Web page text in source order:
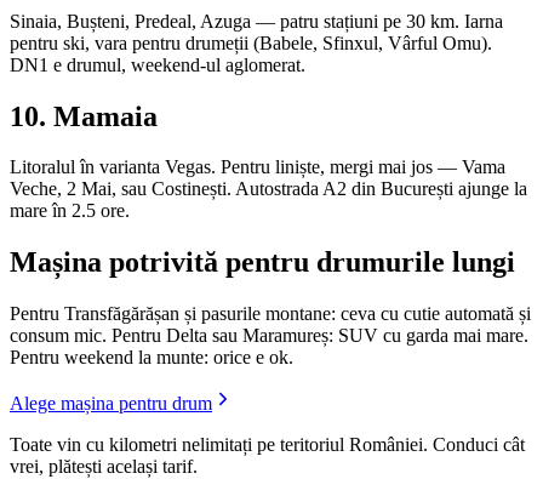
Sinaia, Bușteni, Predeal, Azuga — patru stațiuni pe 30 km. Iarna
pentru ski, vara pentru drumeții (Babele, Sfinxul, Vârful Omu).
DN1 e drumul, weekend-ul aglomerat.
10. Mamaia
Litoralul în varianta Vegas. Pentru liniște, mergi mai jos — Vama
Veche, 2 Mai, sau Costinești. Autostrada A2 din București ajunge la
mare în 2.5 ore.
Mașina potrivită pentru drumurile lungi
Pentru Transfăgărășan și pasurile montane: ceva cu cutie automată și
consum mic. Pentru Delta sau Maramureș: SUV cu garda mai mare.
Pentru weekend la munte: orice e ok.
Alege mașina pentru drum
Toate vin cu kilometri nelimitați pe teritoriul României. Conduci cât
vrei, plătești același tarif.